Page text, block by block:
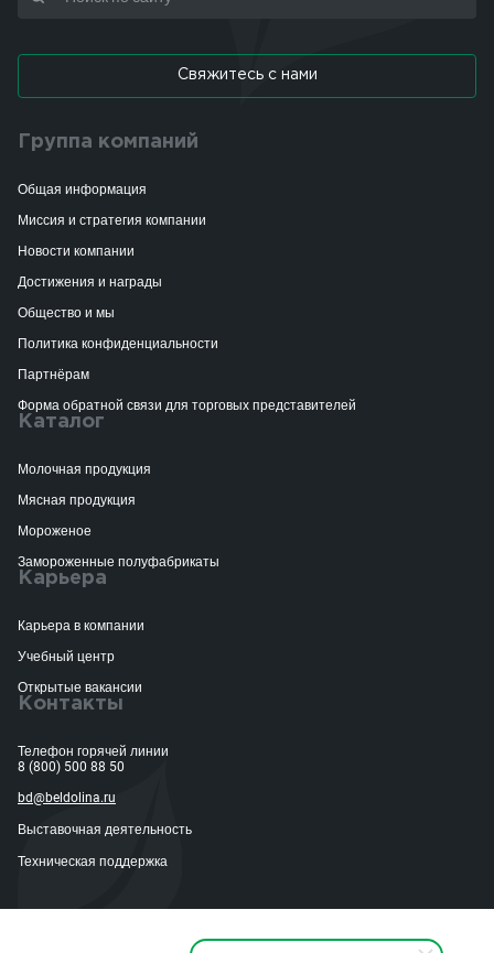
Свяжитесь с нами
Группа компаний
Общая информация
Миссия и стратегия компании
Новости компании
Достижения и награды
Общество и мы
Политика конфиденциальности
Партнёрам
Форма обратной связи для торговых представителей
Каталог
Молочная продукция
Мясная продукция
Мороженое
Замороженные полуфабрикаты
Карьера
Карьера в компании
Учебный центр
Открытые вакансии
Контакты
Телефон горячей линии
8 (800) 500 88 50
bd@beldolina.ru
Выставочная деятельность
Техническая поддержка